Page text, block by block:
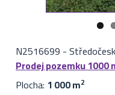
N2516699 -
Prodej pozemku 1000
Plocha: 1 000 m2